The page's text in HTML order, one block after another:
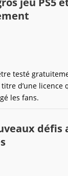
testé
d’une licence
les fans.